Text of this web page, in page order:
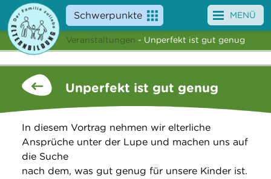
Schwerpunkte
Angebote
Veranstaltungen
Service
Über uns
MENÜ
Veranstaltungen - Unperfekt ist gut genug
Unperfekt ist gut genug
In diesem Vortrag nehmen wir elterliche
Ansprüche unter der Lupe und machen uns auf
die Suche
nach dem, was gut genug für unsere Kinder ist.